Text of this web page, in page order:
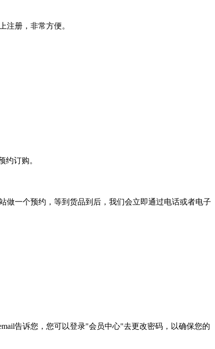
注册，非常方便。
约订购。
做一个预约，等到货品到后，我们会立即通过电话或者电子
告诉您，您可以登录"会员中心"去更改密码，以确保您的